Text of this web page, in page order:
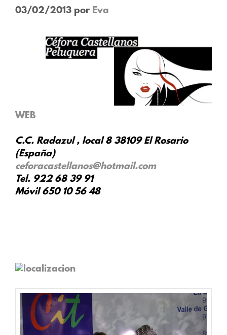
03/02/2013 por Eva
WEB
C.C. Radazul , local 8 38109 El Rosario
(España)
ceforacastellanos@hotmail.com
Tel. 922 68 39 91
Móvil650 10 56 48